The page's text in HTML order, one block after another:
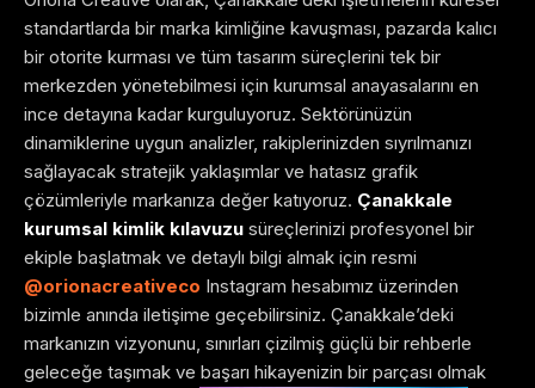
standartlarda bir marka kimliğine kavuşması, pazarda kalıcı
bir otorite kurması ve tüm tasarım süreçlerini tek bir
merkezden yönetebilmesi için kurumsal anayasalarını en
ince detayına kadar kurguluyoruz. Sektörünüzün
dinamiklerine uygun analizler, rakiplerinizden sıyrılmanızı
sağlayacak stratejik yaklaşımlar ve hatasız grafik
çözümleriyle markanıza değer katıyoruz. Çanakkale
kurumsal kimlik kılavuzu süreçlerinizi profesyonel bir
ekiple başlatmak ve detaylı bilgi almak için resmi
@orionacreativeco Instagram hesabımız üzerinden
bizimle anında iletişime geçebilirsiniz. Çanakkale’deki
markanızın vizyonunu, sınırları çizilmiş güçlü bir rehberle
geleceğe taşımak ve başarı hikayenizin bir parçası olmak